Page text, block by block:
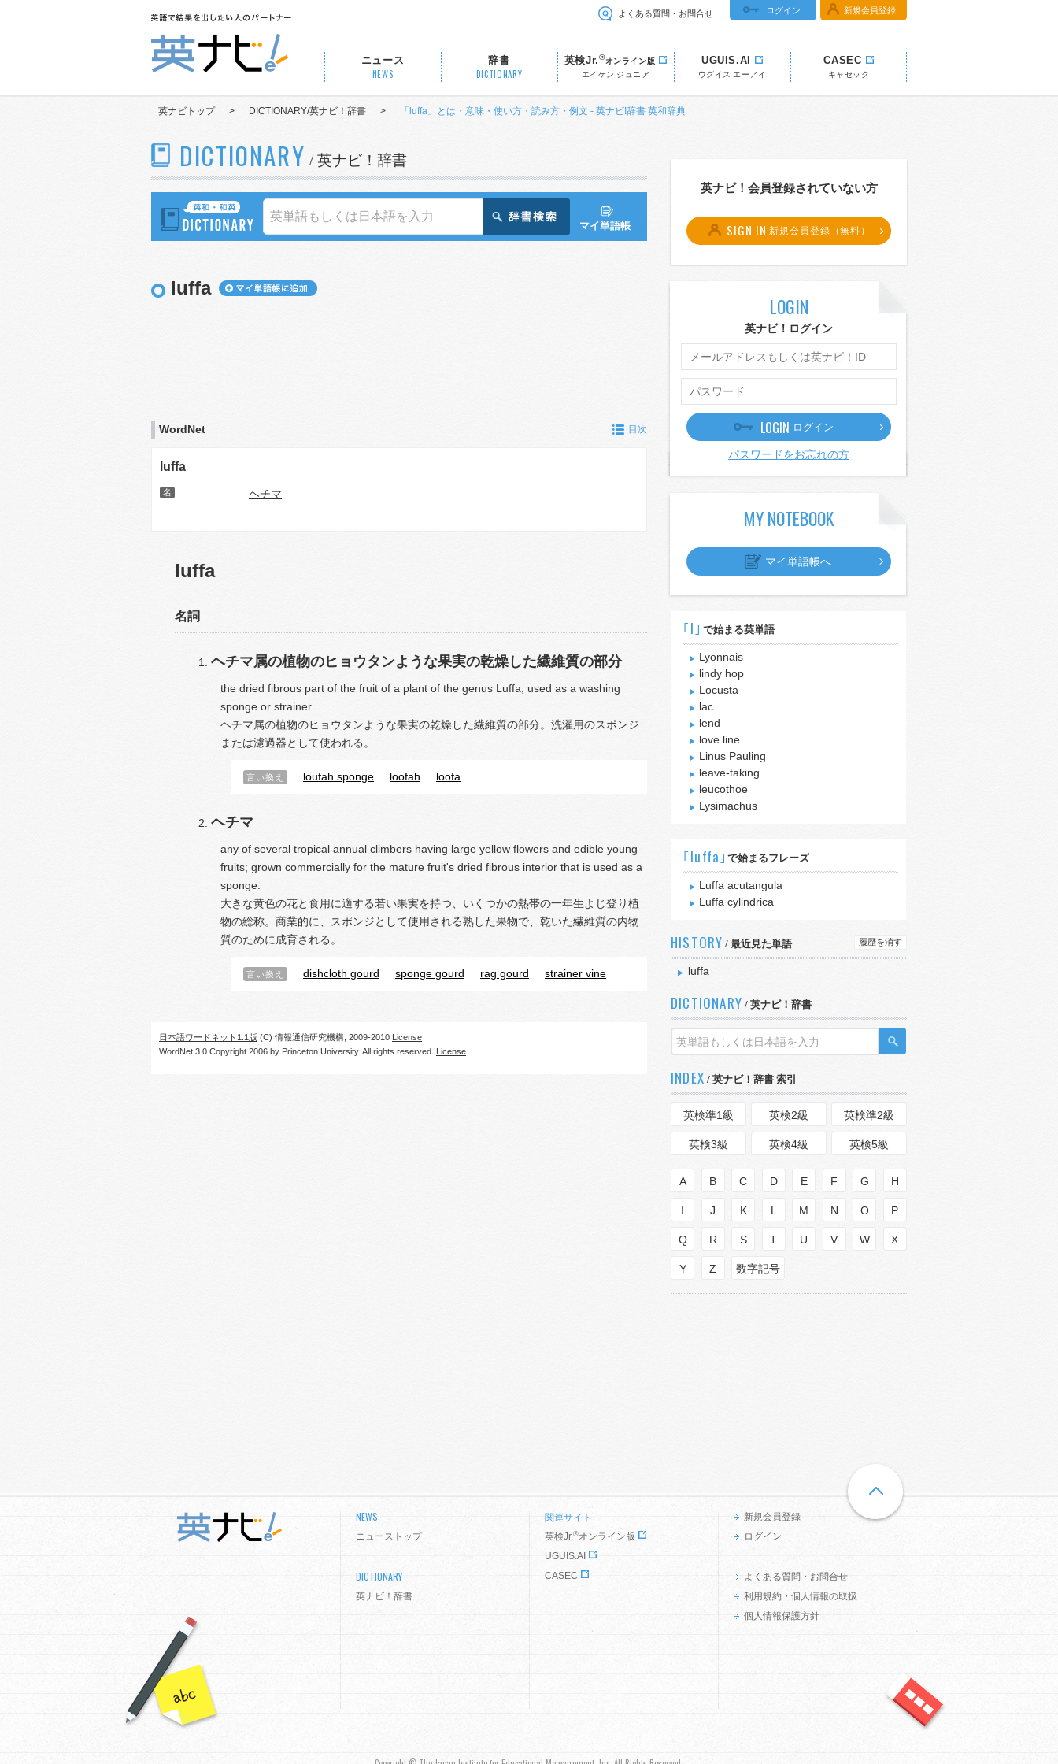
よくある質問・お問合せ ログイン 新規会員登録
ニュース
NEWS
辞書
DICTIONARY
英検Jr.®オンライン版
エイケン ジュニア
UGUIS.AI
ウグイス エーアイ
CASEC
キャセック
英ナビトップ > DICTIONARY/英ナビ！辞書 > 「luffa」とは・意味・使い方・読み方・例文 - 英ナビ!辞書 英和辞典
DICTIONARY / 英ナビ！辞書
マイ単語帳
luffa
WordNet 目次
luffa
名 ヘチマ
luffa
名詞
ヘチマ属の植物のヒョウタンような果実の乾燥した繊維質の部分
the dried fibrous part of the fruit of a plant of the genus Luffa; used as a washing
sponge or strainer.
ヘチマ属の植物のヒョウタンような果実の乾燥した繊維質の部分。洗濯用のスポンジ
または濾過器として使われる。
言い換え loufah sponge loofah loofa
ヘチマ
any of several tropical annual climbers having large yellow flowers and edible young
fruits; grown commercially for the mature fruit's dried fibrous interior that is used as a
sponge.
大きな黄色の花と食用に適する若い果実を持つ、いくつかの熱帯の一年生よじ登り植
物の総称。商業的に、スポンジとして使用される熟した果物で、乾いた繊維質の内物
質のために成育される。
言い換え dishcloth gourd sponge gourd rag gourd strainer vine
日本語ワードネット1.1版 (C) 情報通信研究機構, 2009-2010 License
WordNet 3.0 Copyright 2006 by Princeton University. All rights reserved. License
英ナビ！会員登録されていない方
SIGN IN 新規会員登録（無料）
LOGIN
英ナビ！ログイン
LOGIN ログイン
パスワードをお忘れの方
MY NOTEBOOK
マイ単語帳へ
｢l｣ で始まる英単語
Lyonnais
lindy hop
Locusta
lac
lend
love line
Linus Pauling
leave-taking
leucothoe
Lysimachus
｢luffa｣で始まるフレーズ
Luffa acutangula
Luffa cylindrica
HISTORY / 最近見た単語 履歴を消す
luffa
DICTIONARY / 英ナビ！辞書
INDEX / 英ナビ！辞書 索引
英検準1級 英検2級 英検準2級
英検3級 英検4級 英検5級
A B C D E F G H
I J K L M N O P
Q R S T U V W X
Y Z 数字記号
NEWS
ニューストップ
DICTIONARY
英ナビ！辞書
関連サイト
英検Jr.®オンライン版
UGUIS.AI
CASEC
新規会員登録
ログイン
よくある質問・お問合せ
利用規約・個人情報の取扱
個人情報保護方針